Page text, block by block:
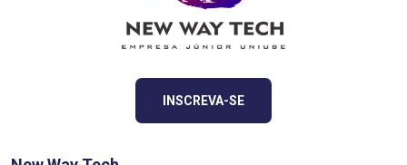
INSCREVA-SE